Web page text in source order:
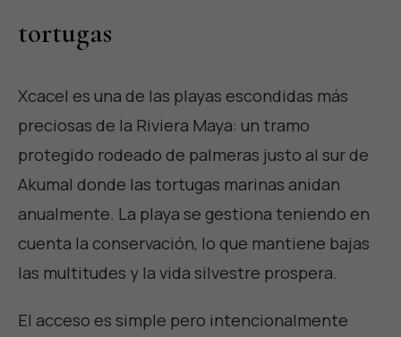
tortugas
Xcacel es una de las playas escondidas más
preciosas de la Riviera Maya: un tramo
protegido rodeado de palmeras justo al sur de
Akumal donde las tortugas marinas anidan
anualmente. La playa se gestiona teniendo en
cuenta la conservación, lo que mantiene bajas
las multitudes y la vida silvestre prospera.
El acceso es simple pero intencionalmente